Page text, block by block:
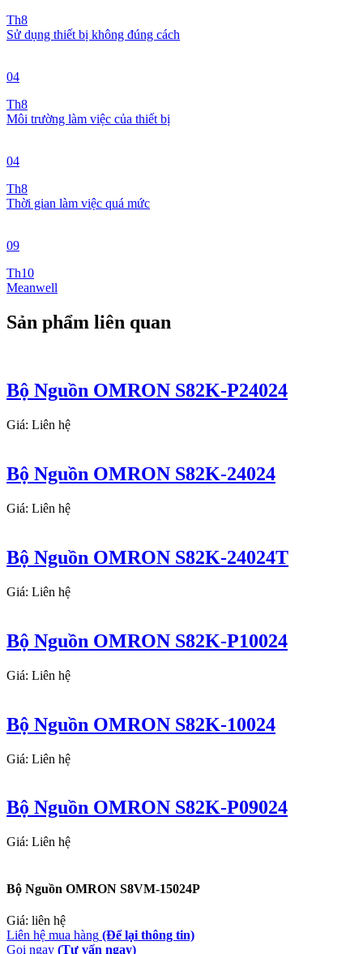
Th8
Sử dụng thiết bị không đúng cách
04
Th8
Môi trường làm việc của thiết bị
04
Th8
Thời gian làm việc quá mức
09
Th10
Meanwell
Sản phẩm liên quan
Bộ Nguồn OMRON S82K-P24024
Giá: Liên hệ
Bộ Nguồn OMRON S82K-24024
Giá: Liên hệ
Bộ Nguồn OMRON S82K-24024T
Giá: Liên hệ
Bộ Nguồn OMRON S82K-P10024
Giá: Liên hệ
Bộ Nguồn OMRON S82K-10024
Giá: Liên hệ
Bộ Nguồn OMRON S82K-P09024
Giá: Liên hệ
Bộ Nguồn OMRON S8VM-15024P
Giá: liên hệ
Liên hệ mua hàng (Để lại thông tin)
Gọi ngay (Tư vấn ngay)